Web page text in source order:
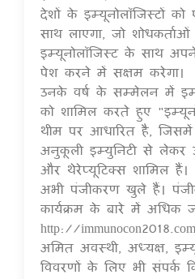
देशों के इम्यूनोलॉजिस्टों
साथ लाएगा, जो
इम्यूनोलॉजिस्ट के साथ
पेश करने में सक्षम करेगा।
उनके वर्ष के सम्मेलन में
को शामिल करते हुए
थीम पर आधारित है,
अनुकूली इम्युनिटी से लेकर
और थेरेप्यूटिक्स शामिल हैं।
अभी पंजीकरण खुले हैं।
कार्यक्रम के बारे में अधिक
http://
अमित अवस्थी, अध्यक्ष,
विवरणों के लिए भी संपर्क